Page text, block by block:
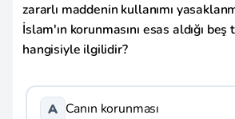
zararlı maddenin kullanımı
İslam'ın korunmasını esas aldığı
hangisiyle ilgilidir?
A Canın korunması